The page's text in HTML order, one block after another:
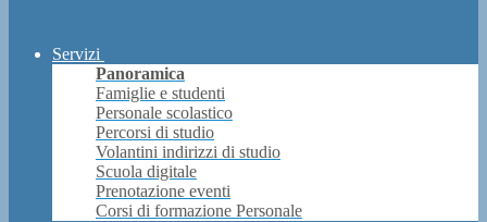
Servizi
Panoramica
Famiglie e studenti
Personale scolastico
Percorsi di studio
Volantini indirizzi di studio
Scuola digitale
Prenotazione eventi
Corsi di formazione Personale